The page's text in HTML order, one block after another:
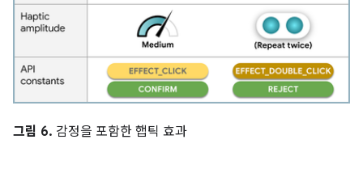
그림 6. 감정을 포함한 햅틱 효과